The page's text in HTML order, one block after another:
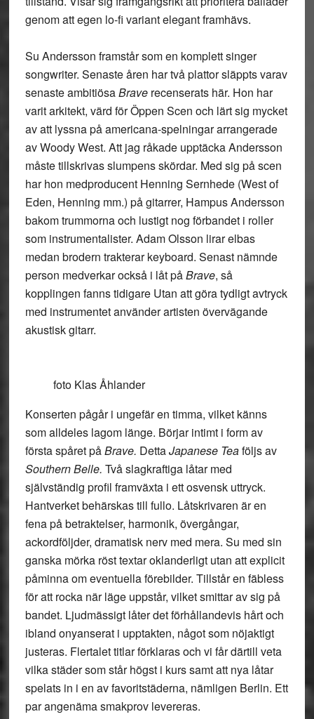
genom att egen lo-fi variant elegant framhävs.
Su Andersson framstår som en komplett singer
songwriter. Senaste åren har två plattor släppts varav
senaste ambitiösaBraverecenserats här. Hon har
varit arkitekt, värd för Öppen Scen och lärt sig mycket
av att lyssna på americana-spelningar arrangerade
av Woody West. Att jag råkade upptäcka Andersson
måste tillskrivas slumpens skördar. Med sig på scen
har hon medproducent Henning Sernhede (West of
Eden, Henning mm.) på gitarrer, Hampus Andersson
bakom trummorna och lustigt nog förbandet i roller
som instrumentalister. Adam Olsson lirar elbas
medan brodern trakterar keyboard. Senast nämnde
person medverkar också i låt påBrave, så
kopplingen fanns tidigare Utan att göra tydligt avtryck
med instrumentet använder artisten övervägande
akustisk gitarr.
foto Klas Åhlander
Konserten pågår i ungefär en timma, vilket känns
som alldeles lagom länge. Börjar intimt i form av
första spåret påBrave. DettaJapanese Teaföljs av
Southern Belle. Två slagkraftiga låtar med
självständig profil framväxta i ett osvensk uttryck.
Hantverket behärskas till fullo. Låtskrivaren är en
fena på betraktelser, harmonik, övergångar,
ackordföljder, dramatisk nerv med mera. Su med sin
ganska mörka röst textar oklanderligt utan att explicit
påminna om eventuella förebilder. Tillstår en fäbless
för att rocka när läge uppstår, vilket smittar av sig på
bandet. Ljudmässigt låter det förhållandevis hårt och
ibland onyanserat i upptakten, något som nöjaktigt
justeras. Flertalet titlar förklaras och vi får därtill veta
vilka städer som står högst i kurs samt att nya låtar
spelats in i en av favoritstäderna, nämligen Berlin. Ett
par angenäma smakprov levereras.